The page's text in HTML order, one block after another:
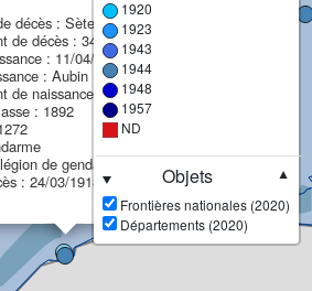
décès : Sète
de décès : 34 - Hérault
: 11/04/1872
: Aubin
de naissance : 12 - Aveyron
: 1892
de gendarmerie (16e LG)
: 24/03/1918
1920
1923
1943
1944
1948
1957
ND
Objets
▼
Frontières nationales (2020)
Départements (2020)